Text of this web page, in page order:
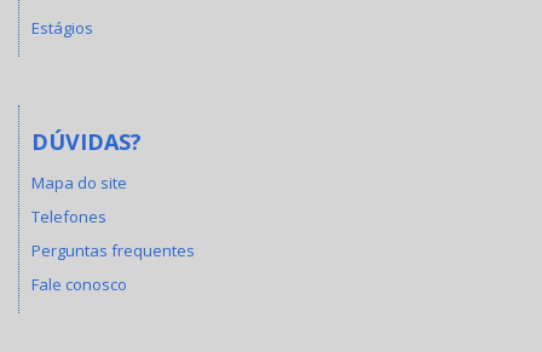
Estágios
DÚVIDAS?
Mapa do site
Telefones
Perguntas frequentes
Fale conosco